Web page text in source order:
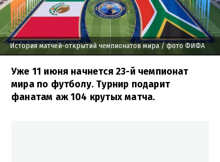
История матчей-открытий чемпионатов мира / фото ФИФА
Уже 11 июня начнется 23-й чемпионат
мира по футболу. Турнир подарит
фанатам аж 104 крутых матча.